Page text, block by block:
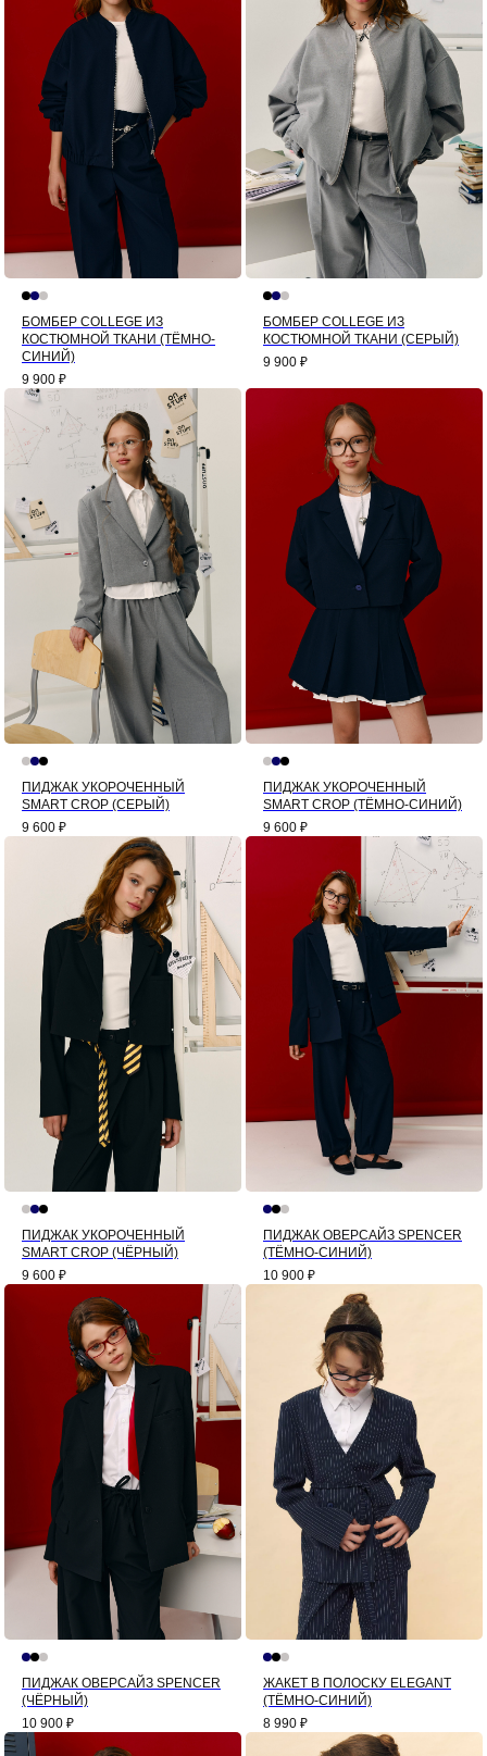
БОМБЕР COLLEGE ИЗ
КОСТЮМНОЙ ТКАНИ (ТЁМНО-
СИНИЙ)
9 900 ₽
БОМБЕР COLLEGE ИЗ
КОСТЮМНОЙ ТКАНИ (СЕРЫЙ)
9 900 ₽
ПИДЖАК УКОРОЧЕННЫЙ
SMART CROP (СЕРЫЙ)
9 600 ₽
ПИДЖАК УКОРОЧЕННЫЙ
SMART CROP (ТЁМНО-СИНИЙ)
9 600 ₽
ПИДЖАК УКОРОЧЕННЫЙ
SMART CROP (ЧЁРНЫЙ)
9 600 ₽
ПИДЖАК ОВЕРСАЙЗ SPENCER
(ТЁМНО-СИНИЙ)
10 900 ₽
ПИДЖАК ОВЕРСАЙЗ SPENCER
(ЧЁРНЫЙ)
10 900 ₽
ЖАКЕТ В ПОЛОСКУ ELEGANT
(ТЁМНО-СИНИЙ)
8 990 ₽